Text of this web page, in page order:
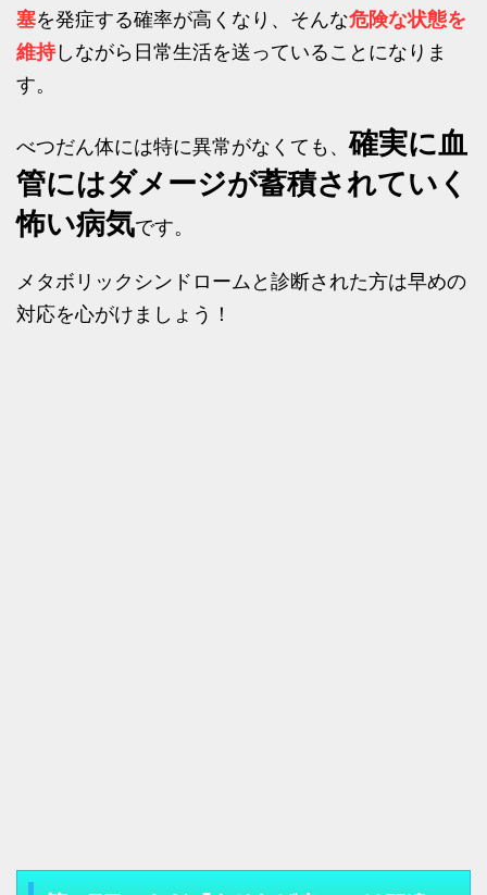
塞を発症する確率が高くなり、そんな危険な状態を
維持しながら日常生活を送っていることになりま
す。
べつだん体には特に異常がなくても、確実に血
管にはダメージが蓄積されていく
怖い病気です。
メタボリックシンドロームと診断された方は早めの
対応を心がけましょう！